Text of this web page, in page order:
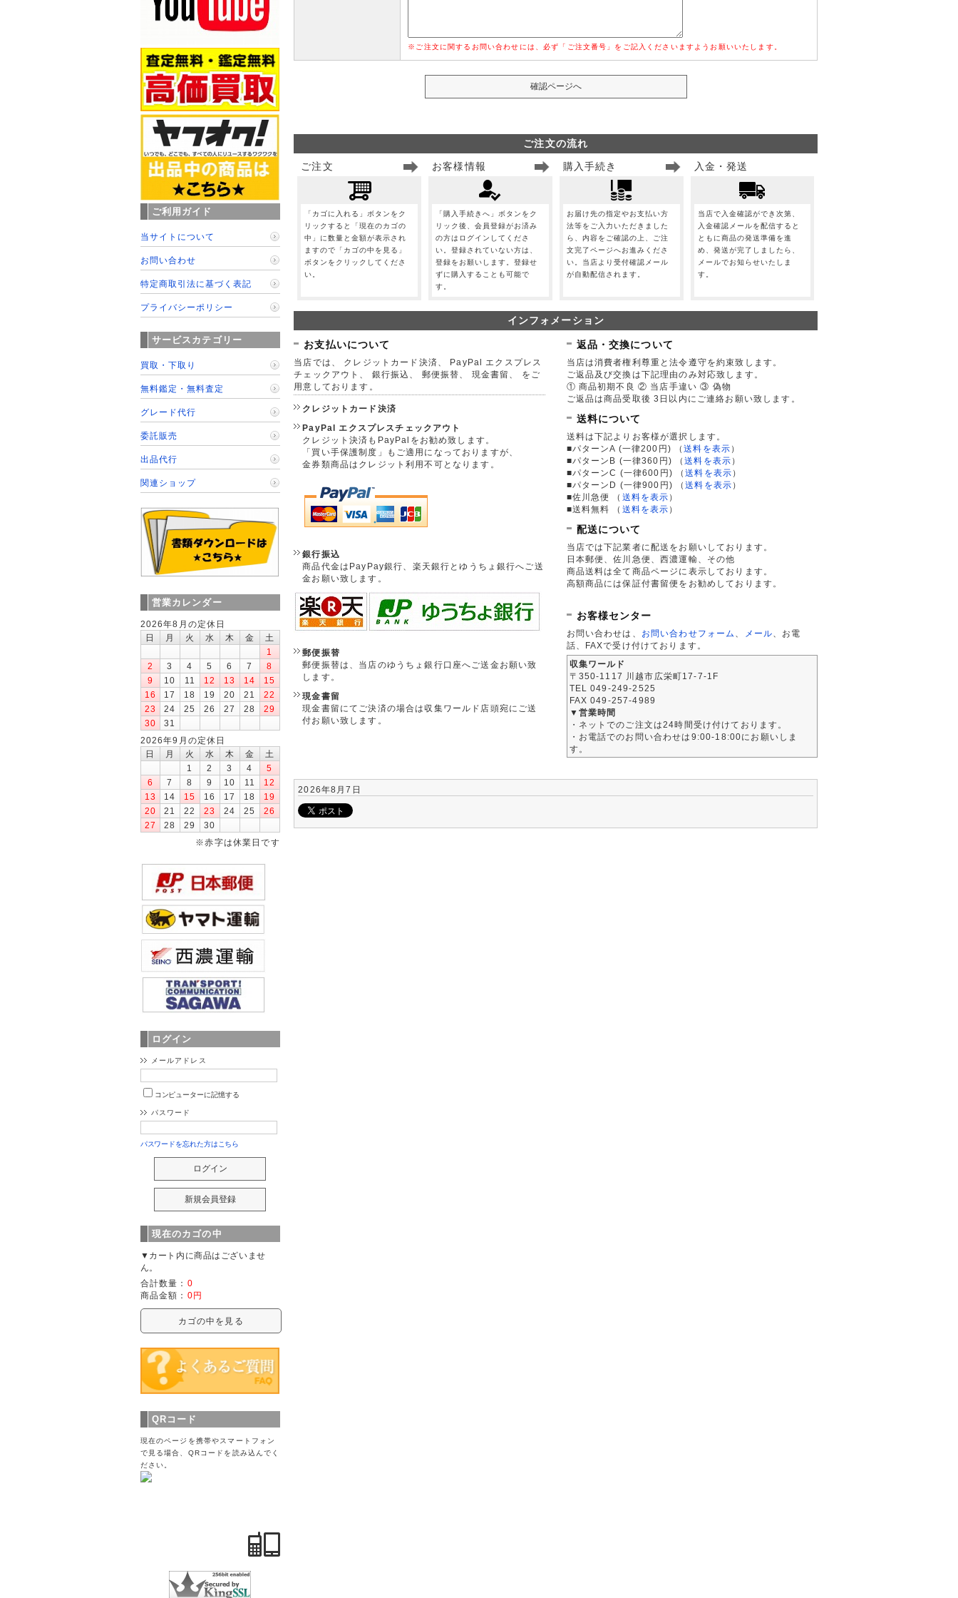
※ご注文に関するお問い合わせには、必ず「ご注文番号」をご記入くださいますようお願いいたします。
ご注文の流れ
ご注文
「カゴに入れる」ボタンをク
リックすると「現在のカゴの
中」に数量と金額が表示され
ますので「カゴの中を見る」
ボタンをクリックしてくださ
い。
お客様情報
「購入手続きへ」ボタンをク
リック後、会員登録がお済み
の方はログインしてくださ
い。登録されていない方は、
登録をお願いします。登録せ
ずに購入することも可能で
す。
購入手続き
お届け先の指定やお支払い方
法等をご入力いただきました
ら、内容をご確認の上、ご注
文完了ページへお進みくださ
い。当店より受付確認メール
が自動配信されます。
入金・発送
当店で入金確認ができ次第、
入金確認メールを配信すると
ともに商品の発送準備を進
め、発送が完了しましたら、
メールでお知らせいたしま
す。
インフォメーション
お支払いについて
当店では、 クレジットカード決済、 PayPal エクスプレス
チェックアウト、 銀行振込、 郵便振替、 現金書留、 をご
用意しております。
クレジットカード決済
PayPal エクスプレスチェックアウト
クレジット決済もPayPalをお勧め致します。
「買い手保護制度」もご適用になっておりますが、
金券類商品はクレジット利用不可となります。
銀行振込
商品代金はPayPay銀行、楽天銀行とゆうちょ銀行へご送
金お願い致します。
郵便振替
郵便振替は、当店のゆうちょ銀行口座へご送金お願い致
します。
現金書留
現金書留にてご決済の場合は収集ワールド店頭宛にご送
付お願い致します。
返品・交換について
当店は消費者権利尊重と法令遵守を約束致します。
ご返品及び交換は下記理由のみ対応致します。
① 商品初期不良 ② 当店手違い ③ 偽物
ご返品は商品受取後 3日以内にご連絡お願い致します。
送料について
送料は下記よりお客様が選択します。
■パターンA (一律200円)
（送料を表示 ）
■パターンB (一律360円)
（送料を表示 ）
■パターンC (一律600円)
（送料を表示 ）
■パターンD (一律900円)
（送料を表示 ）
■佐川急便
（ 送料を表示 ）
■送料無料
（ 送料を表示 ）
配送について
当店では下記業者に配送をお願いしております。
日本郵便、佐川急便、西濃運輸、その他
商品送料は全て商品ページに表示しております。
高額商品には保証付書留便をお勧めしております。
お客様センター
お問い合わせは、 お問い合わせフォーム メール 、お電
話、FAXで受け付けております。
収集ワールド
〒350-1117 川越市広栄町17-7-1F
TEL 049-249-2525
FAX 049-257-4989
▼営業時間
・ネットでのご注文は24時間受け付けております。
・お電話でのお問い合わせは9:00-18:00にお願いしま
す。
2026年8月7日
ご利用ガイド
当サイトについて
お問い合わせ
特定商取引法に基づく表記
プライバシーポリシー
サービスカテゴリー
買取・下取り
無料鑑定・無料査定
グレード代行
委託販売
出品代行
関連ショップ
営業カレンダー
2026年8月の定休日
日
月 火 水 木 金
土
1
2
3 4 5 6 7
8
9
10 11 12 13 14
15
16
17 18 19 20 21
22
23
24 25 26 27 28
29
30
31
2026年9月の定休日
日
月 火 水 木 金
土
1
2 3 4
5
6
7 8 9 10 11
12
13
14 15 16 17 18
19
20
21 22 23 24 25
26
27
28 29
30
※赤字は休業日です
ログイン
メールアドレス
コンピューターに記憶する
パスワード
パスワードを忘れた方はこちら
現在のカゴの中
▼カート内に商品はございませ
ん。
合計数量： 0
商品金額： 0円
カゴの中を見る
QRコード
現在のページを携帯やスマートフォン
で見る場合、QRコードを読み込んでく
ださい。